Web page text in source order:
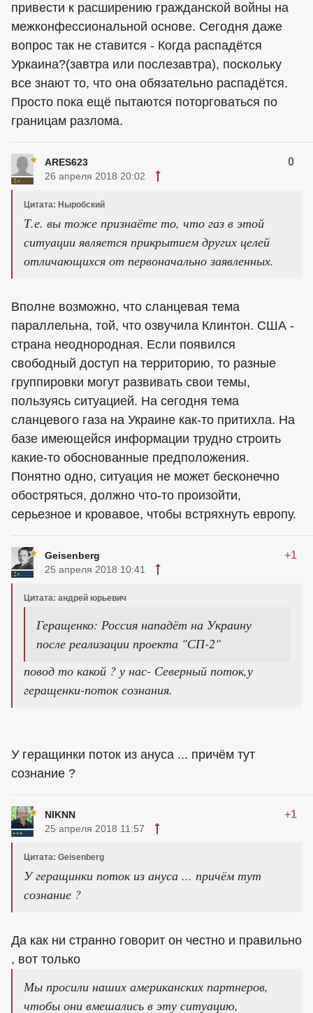
привести к расширению гражданской войны на
межконфессиональной основе. Сегодня даже
вопрос так не ставится - Когда распадётся
Уркаина?(завтра или послезавтра), поскольку
все знают то, что она обязательно распадётся.
Просто пока ещё пытаются поторговаться по
границам разлома.
ARES623 0
26 апреля 2018 20:02
Цитата: Ныробский
Т.е. вы тоже признаёте то, что газ в этой
ситуации является прикрытием других целей
отличающихся от первоначально заявленных.
Вполне возможно, что сланцевая тема
параллельна, той, что озвучила Клинтон. США -
страна неоднородная. Если появился
свободный доступ на территорию, то разные
группировки могут развивать свои темы,
пользуясь ситуацией. На сегодня тема
сланцевого газа на Украине как-то притихла. На
базе имеющейся информации трудно строить
какие-то обоснованные предположения.
Понятно одно, ситуация не может бесконечно
обостряться, должно что-то произойти,
серьезное и кровавое, чтобы встряхнуть европу.
Geisenberg +1
25 апреля 2018 10:41
Цитата: андрей юрьевич
Геращенко: Россия нападёт на Украину
после реализации проекта "СП-2"
повод то какой ? у нас- Северный поток,у
геращенки-поток сознания.
У геращинки поток из ануса ... причём тут
сознание ?
NIKNN +1
25 апреля 2018 11:57
Цитата: Geisenberg
У геращинки поток из ануса ... причём тут
сознание ?
Да как ни странно говорит он честно и правильно
, вот только
Мы просили наших американских партнеров,
чтобы они вмешались в эту ситуацию,